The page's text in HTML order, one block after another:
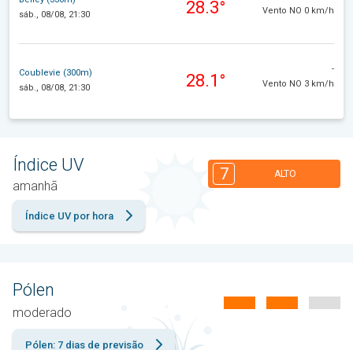
sáb., 08/08, 21:30
28.3°
Vento NO 0 km/h
Coublevie (300m)
sáb., 08/08, 21:30
28.1°
-
Vento NO 3 km/h
Índice UV
amanhã
7 ALTO
Índice UV por hora
Pólen
moderado
Pólen: 7 dias de previsão